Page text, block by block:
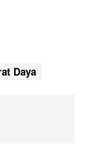
Daya